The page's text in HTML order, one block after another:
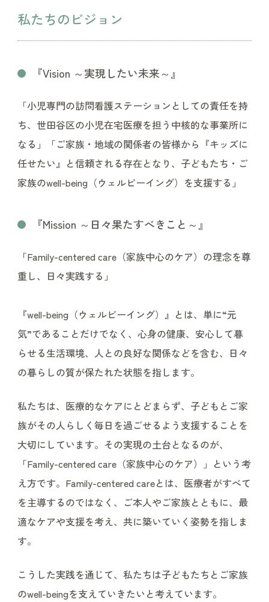
私たちのビジョン
『Vision ～実現したい未来～ 』
「小児専門の訪問看護ステーションとしての責任を持
ち、世田谷区の小児在宅医療を担う中核的な事業所に
なる」「ご家族・地域の関係者の皆様から『キッズに
任せたい』と信頼される存在となり、子どもたち・ご
家族のwell-being（ウェルビーイング）を支援する」
『Mission ～日々果たすべきこと～ 』
「Family-centered care（家族中心のケア）の理念を尊
重し、日々実践する」
『well-being（ウェルビーイング）』とは、単に“元
気”であることだけでなく、心身の健康、安心して暮
らせる生活環境、人との良好な関係などを含む、日々
の暮らしの質が保たれた状態を指します。
私たちは、医療的なケアにとどまらず、子どもとご家
族がその人らしく毎日を過ごせるよう支援することを
大切にしています。その実現の土台となるのが、
「Family-centered care（家族中心のケア）」という考
え方です。Family-centered careとは、医療者がすべて
を主導するのではなく、ご本人やご家族とともに、最
適なケアや支援を考え、共に築いていく姿勢を指しま
す。
こうした実践を通じて、私たちは子どもたちとご家族
のwell-beingを支えていきたいと考えています。